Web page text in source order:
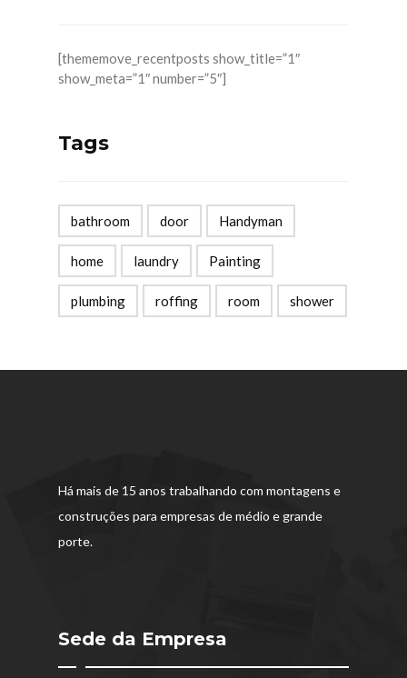
[thememove_recentposts show_title=”1″
show_meta=”1″ number=”5″]
Tags
bathroom door Handyman
home laundry Painting
plumbing roffing room shower
Há mais de 15 anos trabalhando com montagens e
construções para empresas de médio e grande
porte.
Sede da Empresa